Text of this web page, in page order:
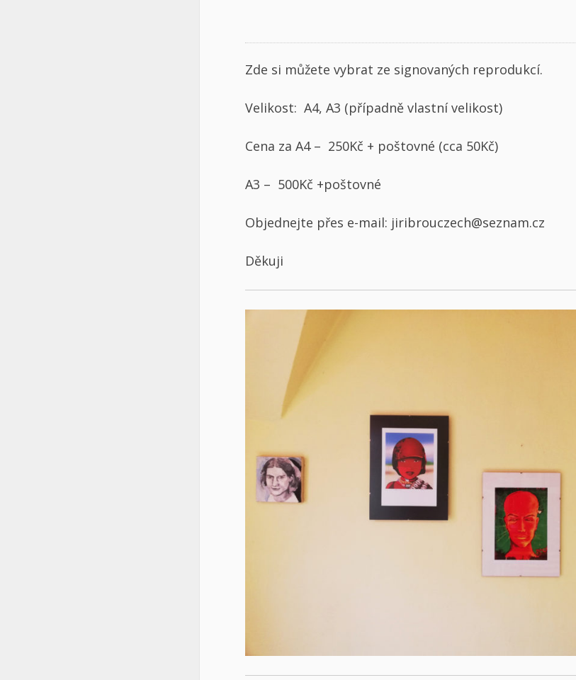
Zde si můžete vybrat ze signovaných reprodukcí.
Velikost: A4, A3 (případně vlastní velikost)
Cena za A4 – 250Kč + poštovné (cca 50Kč)
A3 – 500Kč +poštovné
Objednejte přes e-mail: jiribrouczech@seznam.cz
Děkuji